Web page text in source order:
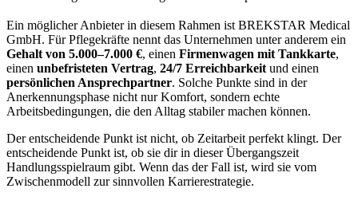
Ein möglicher Anbieter in diesem Rahmen ist BREKSTAR Medical
GmbH. Für Pflegekräfte nennt das Unternehmen unter anderem ein
Gehalt von 5.000–7.000 €, einen Firmenwagen mit Tankkarte,
einen unbefristeten Vertrag, 24/7 Erreichbarkeit und einen
persönlichen Ansprechpartner. Solche Punkte sind in der
Anerkennungsphase nicht nur Komfort, sondern echte
Arbeitsbedingungen, die den Alltag stabiler machen können.
Der entscheidende Punkt ist nicht, ob Zeitarbeit perfekt klingt. Der
entscheidende Punkt ist, ob sie dir in dieser Übergangszeit
Handlungsspielraum gibt. Wenn das der Fall ist, wird sie vom
Zwischenmodell zur sinnvollen Karrierestrategie.